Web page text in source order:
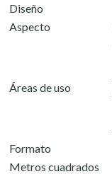
Diseño
Aspecto
Áreas de uso
Formato
Metros cuadrados